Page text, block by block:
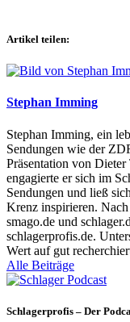
Artikel teilen:
Stephan Imming
Stephan Imming, ein
Sendungen wie der
Präsentation von
engagierte er sich im
Sendungen und ließ
Krenz inspirieren.
smago.de und
schlagerprofis.de.
Wert auf gut
Alle Beiträge
Schlagerprofis – Der